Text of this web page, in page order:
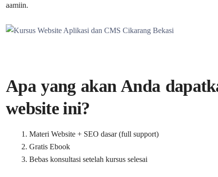
aamiin.
Apa yang akan Anda
website ini?
Materi Website + SEO dasar (full support)
Gratis Ebook
Bebas konsultasi setelah kursus selesai